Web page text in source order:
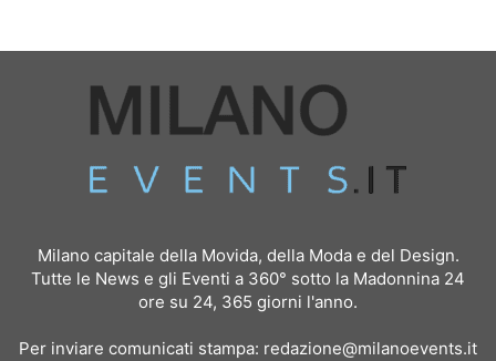
Milano capitale della Movida, della Moda e del Design.
Tutte le News e gli Eventi a 360° sotto la Madonnina 24
ore su 24, 365 giorni l'anno.
Per inviare comunicati stampa: redazione@milanoevents.it